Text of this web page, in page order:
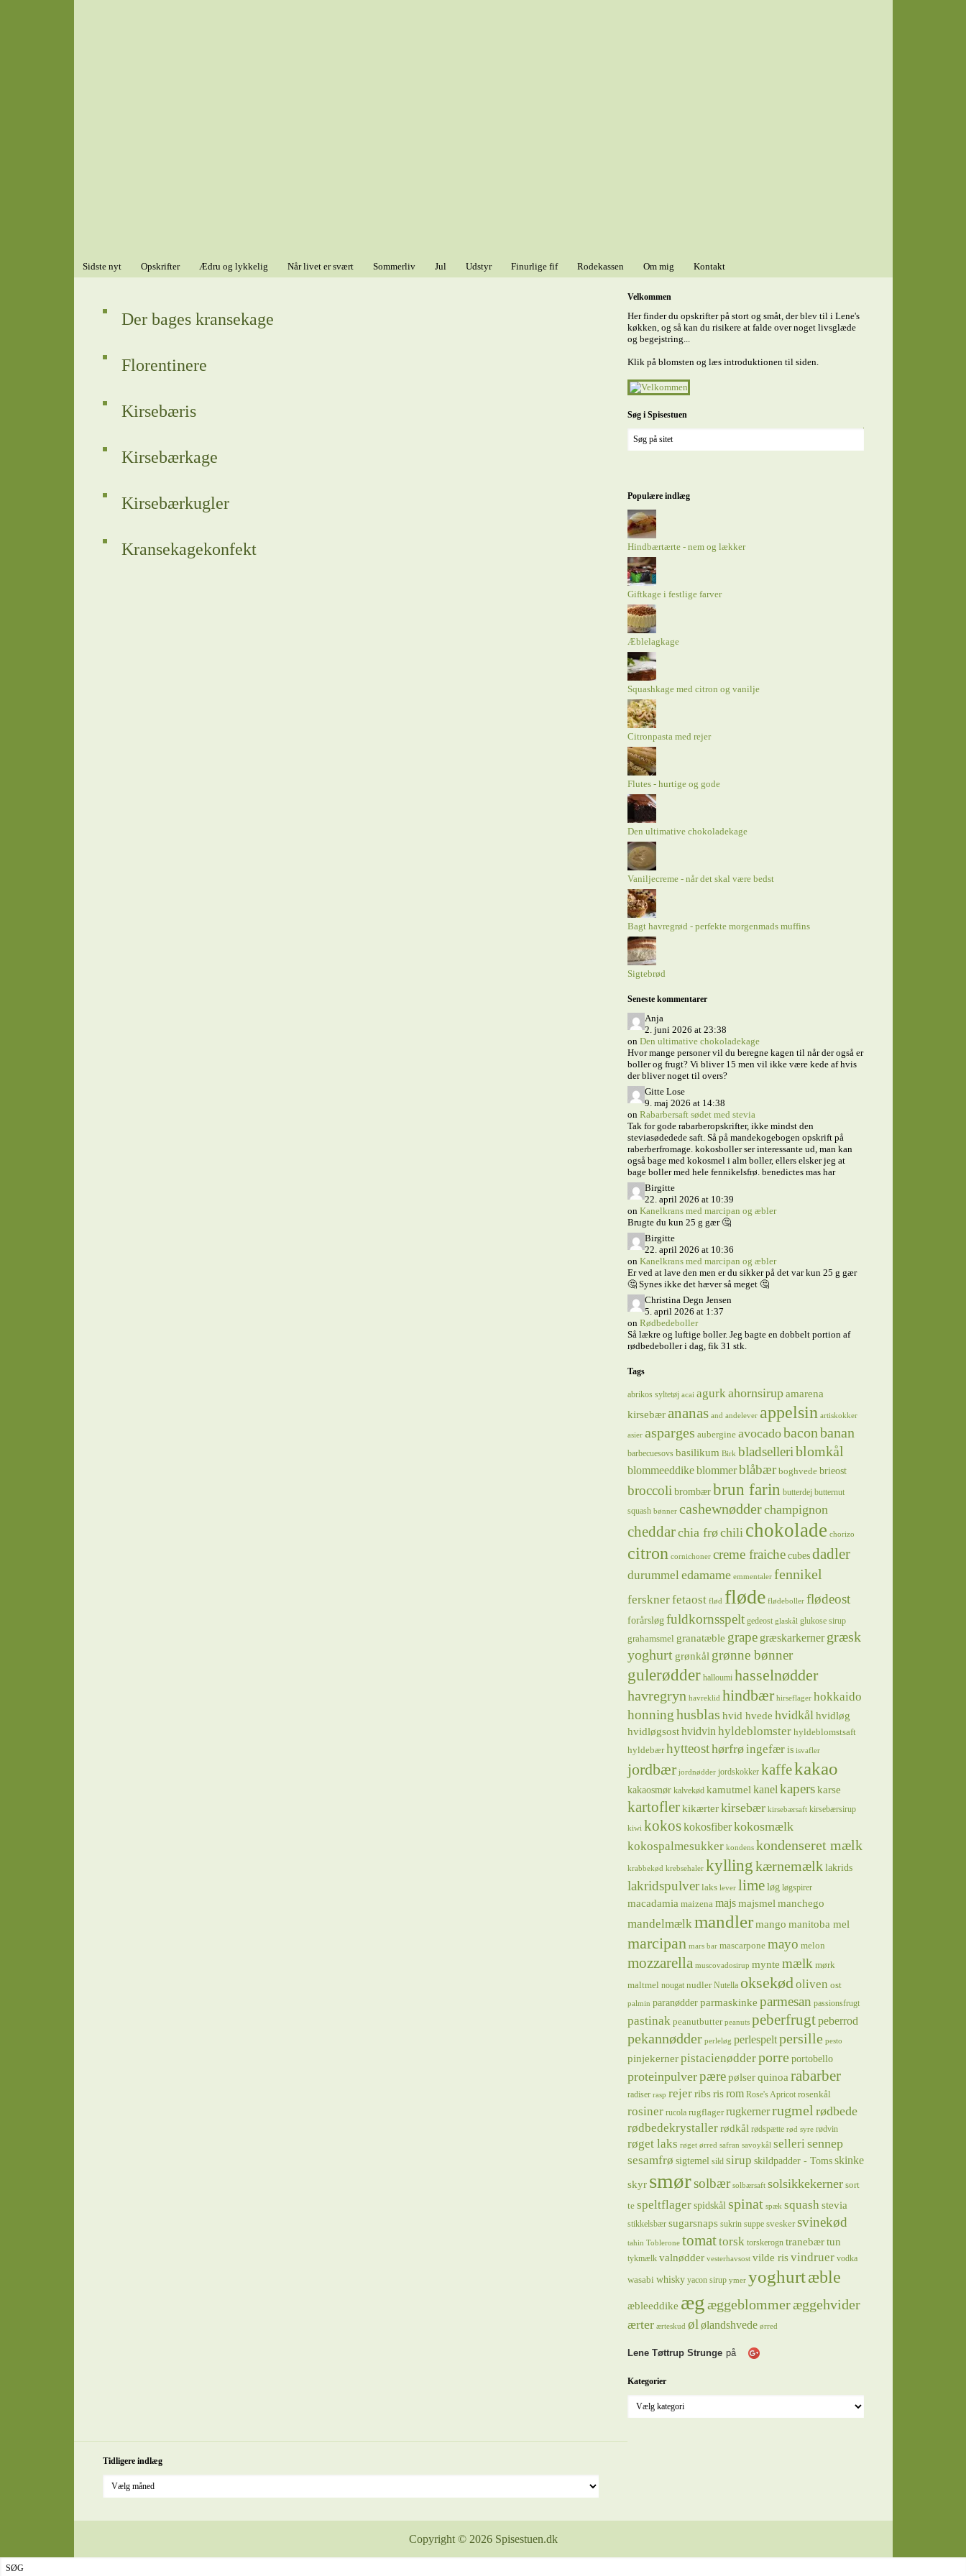
Sidste nyt Opskrifter Ædru og lykkelig Når livet er svært Sommerliv Jul Udstyr Finurlige fif Rodekassen Om mig Kontakt
Der bages kransekage
Florentinere
Kirsebæris
Kirsebærkage
Kirsebærkugler
Kransekagekonfekt
Velkommen
Her finder du opskrifter på stort og småt, der blev til i Lene's
køkken, og så kan du risikere at falde over noget livsglæde
og begejstring...
Klik på blomsten og læs introduktionen til siden.
Søg i Spisestuen
Populære indlæg
Hindbærtærte - nem og lækker
Giftkage i festlige farver
Æblelagkage
Squashkage med citron og vanilje
Citronpasta med rejer
Flutes - hurtige og gode
Den ultimative chokoladekage
Vaniljecreme - når det skal være bedst
Bagt havregrød - perfekte morgenmads muffins
Sigtebrød
Seneste kommentarer
Anja
2. juni 2026 at 23:38
on Den ultimative chokoladekage
Hvor mange personer vil du beregne kagen til når der også er
boller og frugt? Vi bliver 15 men vil ikke være kede af hvis
der bliver noget til overs?
Gitte Lose
9. maj 2026 at 14:38
on Rabarbersaft sødet med stevia
Tak for gode rabarberopskrifter, ikke mindst den
steviasødedede saft. Så på mandekogebogen opskrift på
raberberfromage. kokosboller ser interessante ud, man kan
også bage med kokosmel i alm boller, ellers elsker jeg at
bage boller med hele fennikelsfrø. benedictes mas har
Birgitte
22. april 2026 at 10:39
on Kanelkrans med marcipan og æbler
Brugte du kun 25 g gær 🤔
Birgitte
22. april 2026 at 10:36
on Kanelkrans med marcipan og æbler
Er ved at lave den men er du sikker på det var kun 25 g gær
🤔 Synes ikke det hæver så meget 🤔
Christina Degn Jensen
5. april 2026 at 1:37
on Rødbedeboller
Så lækre og luftige boller. Jeg bagte en dobbelt portion af
rødbedeboller i dag, fik 31 stk.
Tags
abrikos syltetøj acai agurkahornsirup amarena
kirsebær ananas and andelever appelsin artiskokker
asier asparges aubergine avocadobaconbanan
barbecuesovs basilikum Birk bladselleriblomkål
blommeeddikeblommerblåbær boghvede brieost
broccoli brombær brun farin butterdej butternut
squash bønner cashewnødderchampignon
cheddarchia frøchili chokolade chorizo
citron cornichoner creme fraiche cubes dadler
durummeledamame emmentaler fennikel
fersknerfetaost flød fløde flødeboller flødeost
forårsløg fuldkornsspelt gedeost glaskål glukose sirup
grahamsmel granatæble grape græskarkerner græsk
yoghurt grønkål grønne bønner
gulerødder halloumi hasselnødder
havregryn havreklid hindbær hirseflager hokkaido
honninghusblas hvid hvede hvidkål hvidløg
hvidløgsost hvidvin hyldeblomster hyldeblomstsaft
hyldebær hytteosthørfrøingefær is isvafler
jordbær jordnødder jordskokker kaffekakao
kakaosmør kalvekød kamutmel kanelkapers karse
kartofler kikærter kirsebær kirsebærsaft kirsebærsirup
kiwi kokos kokosfiber kokosmælk
kokospalmesukker kondens kondenseret mælk
krabbekød krebsehaler kyllingkærnemælk lakrids
lakridspulver laks lever lime løg løgspirer
macadamia maizena majs majsmel manchego
mandelmælkmandler mango manitoba mel
marcipan mars bar mascarpone mayo melon
mozzarella muscovadosirup mynte mælk mørk
maltmel nougat nudler Nutella oksekødoliven ost
palmin paranødder parmaskinke parmesan passionsfrugt
pastinak peanutbutter peanuts peberfrugtpeberrod
pekannødder perleløg perlespelt persille pesto
pinjekerner pistacienødderporre portobello
proteinpulverpære pølser quinoa rabarber
radiser rasp rejer ribs ris rom Rose's Apricot rosenkål
rosiner rucola rugflager rugkernerrugmel rødbede
rødbedekrystaller rødkål rødspætte rød syre rødvin
røget laks røget ørred safran savoykål sellerisennep
sesamfrø sigtemel sild sirup skildpadder - Toms skinke
skyr smørsolbær solbærsaft solsikkekerner sort
te speltflager spidskål spinat spæk squash stevia
stikkelsbær sugarsnaps sukrin suppe svesker svinekød
tahin Toblerone tomattorsk torskerogn tranebær tun
tykmælk valnødder vesterhavsost vilde ris vindruer vodka
wasabi whisky yacon sirup ymer yoghurtæble
æbleeddike æg æggeblommeræggehvider
ærter ærteskud øl ølandshvede ørred
Lene Tøttrup Strunge på
Kategorier
Tidligere indlæg
Copyright © 2026 Spisestuen.dk